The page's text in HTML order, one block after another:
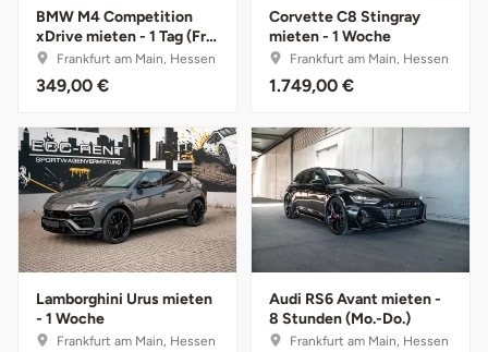
BMW M4 Competition
xDrive mieten - 1 Tag (Fr.-
So.)Frankfurt am Main, Hessen
349,00 €
Corvette C8 Stingray
mieten - 1 Woche
Frankfurt am Main, Hessen
1.749,00 €
Lamborghini Urus mieten
- 1 Woche
Frankfurt am Main, Hessen
Audi RS6 Avant mieten -
8 Stunden (Mo.-Do.)
Frankfurt am Main, Hessen
Chemnitz
Cloppenburg
Cottbus
Darmstadt
Dessau
Riesa
Ruhrgebiet
Sömmerda
Weimar
Weimar
Weißenfels